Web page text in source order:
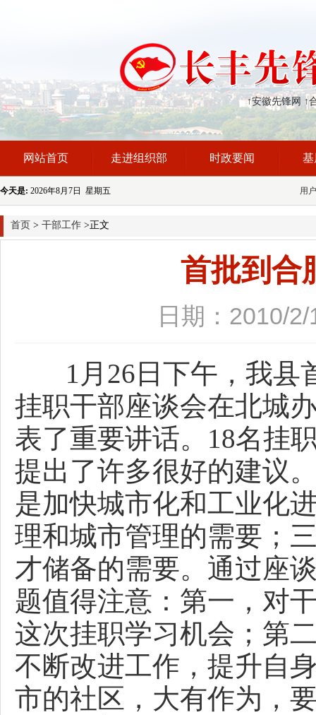
↑安徽先锋网 ↑
网站首页 走进组织部 时政要闻 基
今天是: 2026年8月7日 星期五 用
首页 > 干部工作 >正文
首批到合
日期：
1月26日下午，我县
挂职干部座谈会在北城
表了重要讲话。18名挂
提出了许多很好的建议
是加快城市化和工业化
理和城市管理的需要；
才储备的需要。通过座
题值得注意：第一，对
这次挂职学习机会；第
不断改进工作，提升自
市的社区，大有作为，